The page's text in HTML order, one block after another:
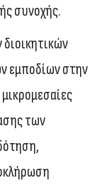
συνοχής.
εμποδίων στην
των